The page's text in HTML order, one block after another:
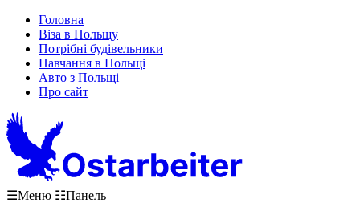
Головна
Віза в Польщу
Потрібні будівельники
Навчання в Польщі
Авто з Польщі
Про сайт
☰Меню ☷Панель